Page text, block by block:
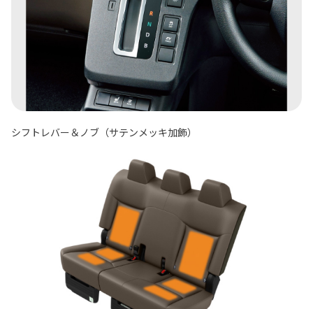
シフトレバー＆ノブ（サテンメッキ加飾）